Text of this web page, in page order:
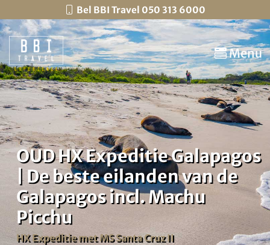
Bel BBI Travel 050 313 6000
Menu
OUD HX Expeditie Galapagos
| De beste eilanden van de
Galapagos incl. Machu
Picchu
HX Expeditie met MS Santa Cruz II